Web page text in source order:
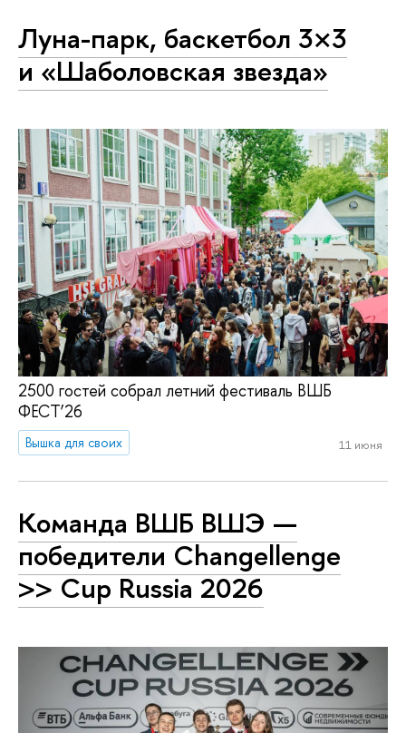
Луна-парк, баскетбол 3×3
и «Шаболовская звезда»
2500 гостей собрал летний фестиваль ВШБ
ФЕСТ’26
Вышка для своих 11 июня
Команда ВШБ ВШЭ —
победители Changellenge
>> Cup Russia 2026